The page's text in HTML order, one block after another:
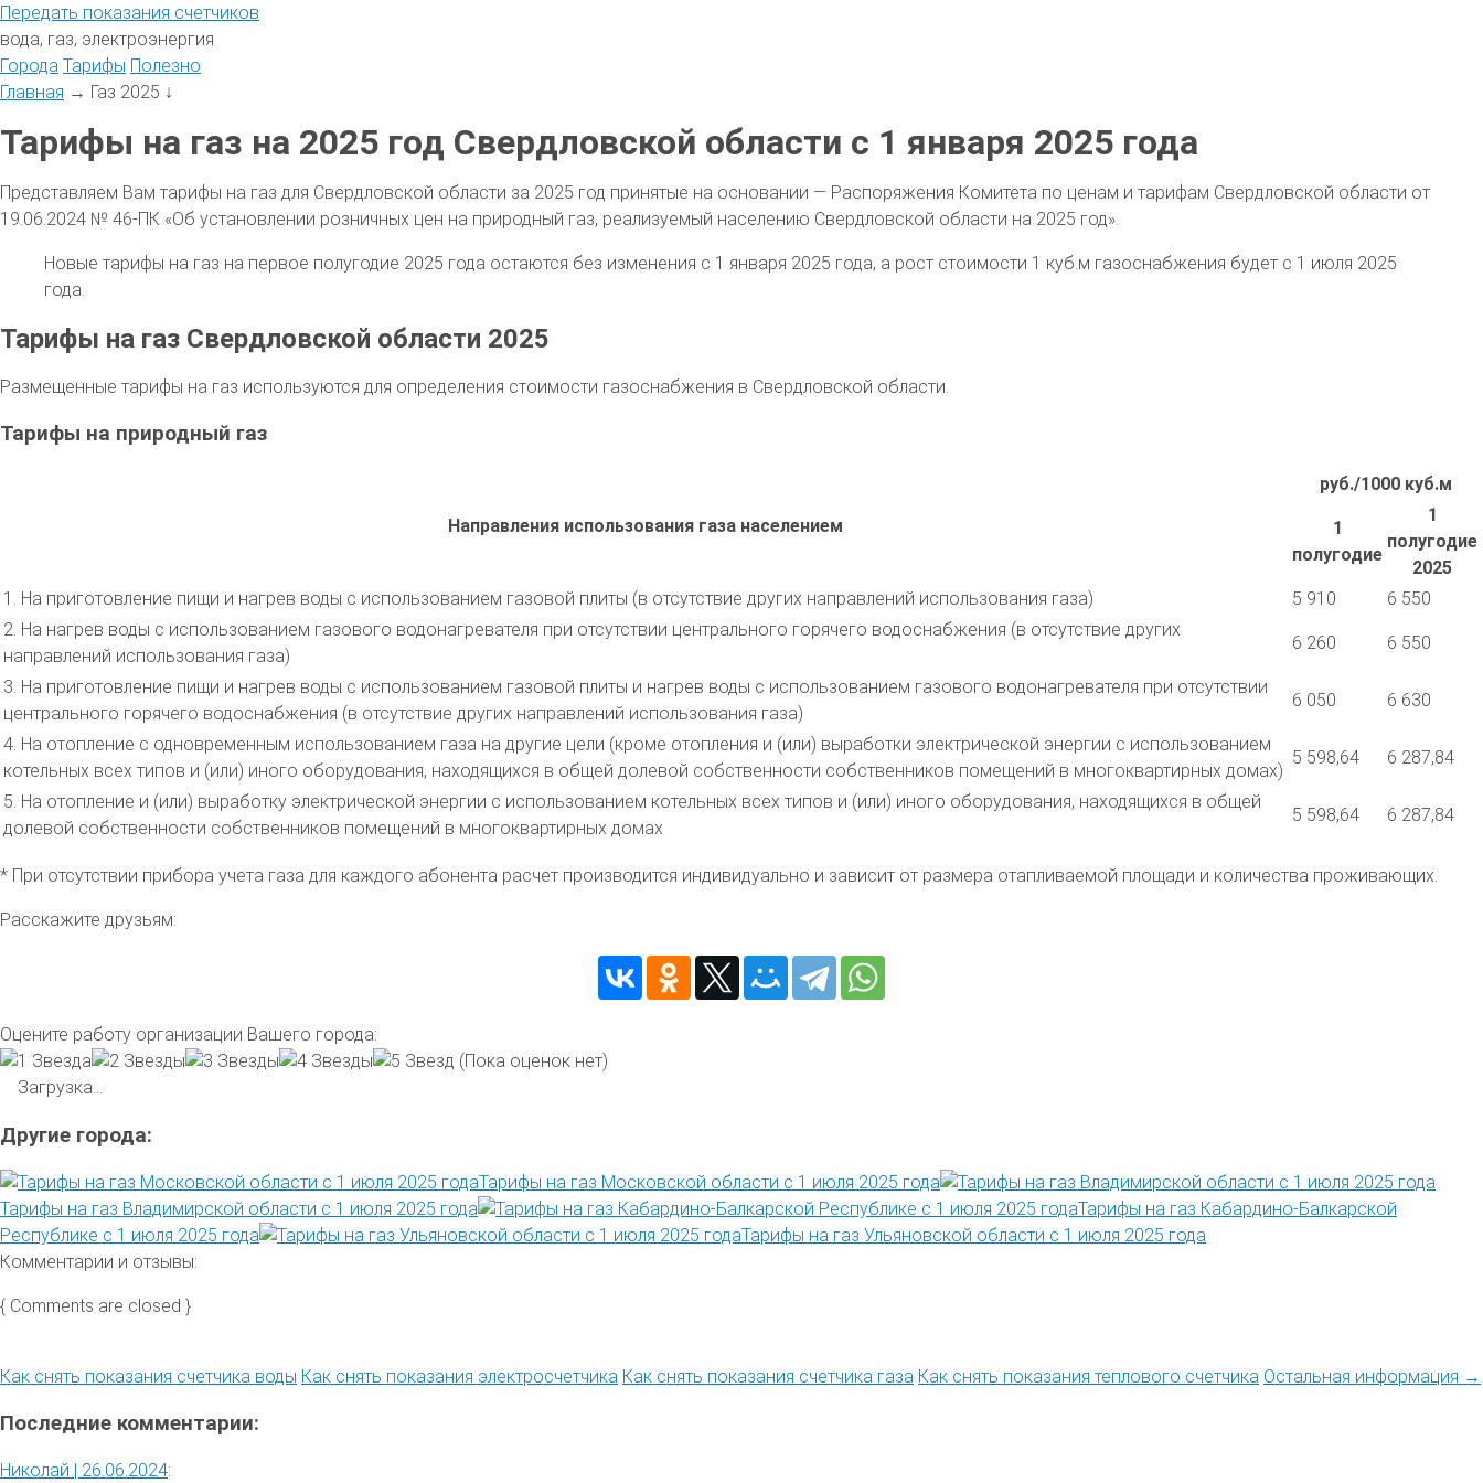
Передать показания счетчиков
вода, газ, электроэнергия
Города Тарифы Полезно
Главная → Газ 2025 ↓
Тарифы на газ на 2025 год Свердловской области с 1 января 2025 года
Представляем Вам тарифы на газ для Свердловской области за 2025 год принятые на основании — Распоряжения Комитета по ценам и тарифам Свердловской области от
19.06.2024 № 46-ПК «Об установлении розничных цен на природный газ, реализуемый населению Свердловской области на 2025 год».
Новые тарифы на газ на первое полугодие 2025 года остаются без изменения с 1 января 2025 года, а рост стоимости 1 куб.м газоснабжения будет с 1 июля 2025
года.
Тарифы на газ Свердловской области 2025
Размещенные тарифы на газ используются для определения стоимости газоснабжения в Свердловской области.
Тарифы на природный газ
Направления использования газа населением
руб./1000 куб.м
1
полугодие
1
полугодие
2025
1. На приготовление пищи и нагрев воды с использованием газовой плиты (в отсутствие других направлений использования газа)
5 910
6 550
2. На нагрев воды с использованием газового водонагревателя при отсутствии центрального горячего водоснабжения (в отсутствие других
направлений использования газа)
6 260 6 550
3. На приготовление пищи и нагрев воды с использованием газовой плиты и нагрев воды с использованием газового водонагревателя при отсутствии
центрального горячего водоснабжения (в отсутствие других направлений использования газа)
6 050 6 630
4. На отопление с одновременным использованием газа на другие цели (кроме отопления и (или) выработки электрической энергии с использованием
котельных всех типов и (или) иного оборудования, находящихся в общей долевой собственности собственников помещений в многоквартирных домах)
5 598,64 6 287,84
5. На отопление и (или) выработку электрической энергии с использованием котельных всех типов и (или) иного оборудования, находящихся в общей
долевой собственности собственников помещений в многоквартирных домах
5 598,64 6 287,84
* При отсутствии прибора учета газа для каждого абонента расчет производится индивидуально и зависит от размера отапливаемой площади и количества проживающих.
Расскажите друзьям:
Оцените работу организации Вашего города:
(Пока оценок нет)
Загрузка...
Другие города:
Тарифы на газ Московской области с 1 июля 2025 года
Тарифы на газ Владимирской области с 1 июля 2025 года
Тарифы на газ Кабардино-Балкарской
Республике с 1 июля 2025 года
Тарифы на газ Ульяновской области с 1 июля 2025 года
Комментарии и отзывы:
{ Comments are closed }
Как снять показания счетчика воды Как снять показания электросчетчика Как снять показания счетчика газа Как снять показания теплового счетчика Остальная информация →
Последние комментарии:
Николай | 26.06.2024: